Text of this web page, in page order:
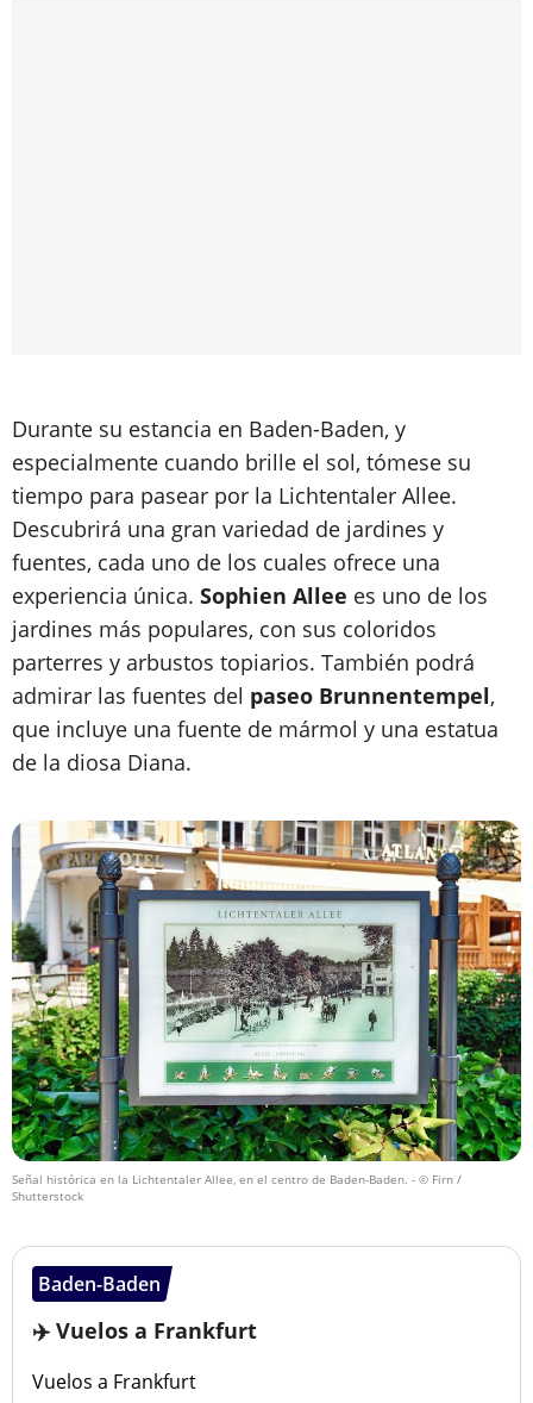
Durante su estancia en Baden-Baden, y
especialmente cuando brille el sol, tómese su
tiempo para pasear por la Lichtentaler Allee.
Descubrirá una gran variedad de jardines y
fuentes, cada uno de los cuales ofrece una
experiencia única. Sophien Allee es uno de los
jardines más populares, con sus coloridos
parterres y arbustos topiarios. También podrá
admirar las fuentes del paseo Brunnentempel,
que incluye una fuente de mármol y una estatua
de la diosa Diana.
Señal histórica en la Lichtentaler Allee, en el centro de Baden-Baden. - © Firn /
Shutterstock
Baden-Baden
✈️ Vuelos a Frankfurt
Vuelos a Frankfurt